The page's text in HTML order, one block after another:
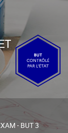
- BUT 3